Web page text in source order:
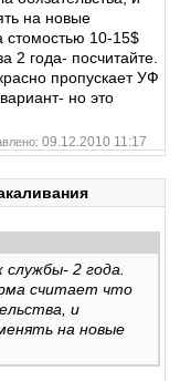
на новые
стомостью 10-15$
2 года- посчитайте.
пропускает УФ
но это
09.12.2010 11:17
службы- 2 года.
считает что
и
на новые